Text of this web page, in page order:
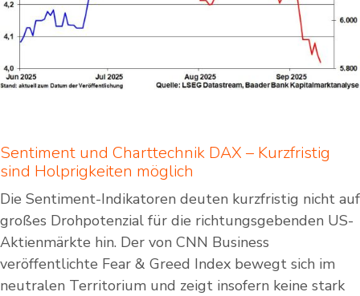
Sentiment und Charttechnik DAX – Kurzfristig
sind Holprigkeiten möglich
Die Sentiment-Indikatoren deuten kurzfristig nicht auf
großes Drohpotenzial für die richtungsgebenden US-
Aktienmärkte hin. Der von CNN Business
veröffentlichte Fear & Greed Index bewegt sich im
neutralen Territorium und zeigt insofern keine stark